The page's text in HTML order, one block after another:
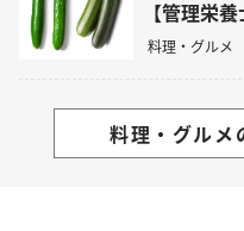
【管理栄
料理・グルメ
料理・グルメ